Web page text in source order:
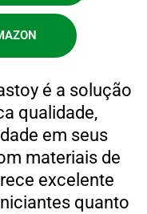
é a solução
qualidade,
em seus
materiais de
excelente
quanto